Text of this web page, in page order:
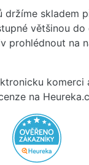
skladem
většinou do
prohlédnout na
komerci
na